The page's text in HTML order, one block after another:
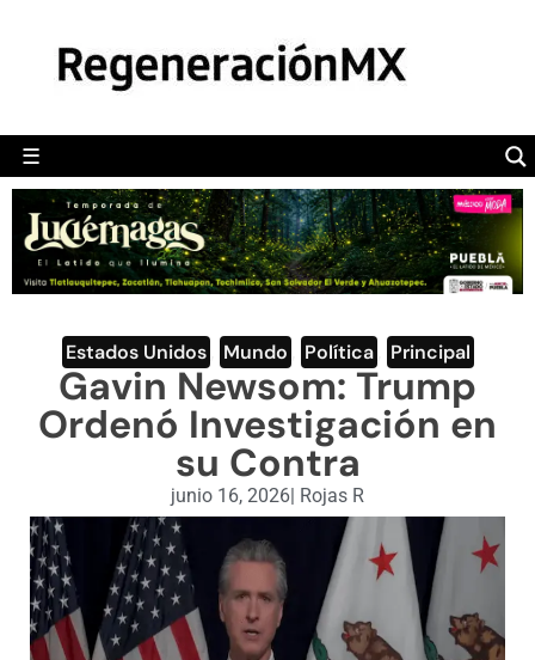
☰
POLÍTICA
CAMALEÓN
OPINIÓN
DEPORTES
ENGLISH SECTION
VIDEOS
Estados Unidos Mundo Política Principal
Gavin Newsom: Trump
Ordenó Investigación en
su Contra
junio 16, 2026| Rojas R